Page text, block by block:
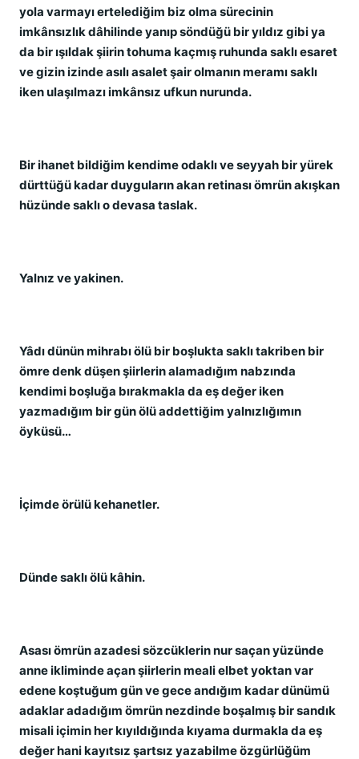
yola varmayı ertelediğim biz olma sürecinin
imkânsızlık dâhilinde yanıp söndüğü bir yıldız gibi ya
da bir ışıldak şiirin tohuma kaçmış ruhunda saklı esaret
ve gizin izinde asılı asalet şair olmanın meramı saklı
iken ulaşılmazı imkânsız ufkun nurunda.
Bir ihanet bildiğim kendime odaklı ve seyyah bir yürek
dürttüğü kadar duyguların akan retinası ömrün akışkan
hüzünde saklı o devasa taslak.
Yalnız ve yakinen.
Yâdı dünün mihrabı ölü bir boşlukta saklı takriben bir
ömre denk düşen şiirlerin alamadığım nabzında
kendimi boşluğa bırakmakla da eş değer iken
yazmadığım bir gün ölü addettiğim yalnızlığımın
öyküsü…
İçimde örülü kehanetler.
Dünde saklı ölü kâhin.
Asası ömrün azadesi sözcüklerin nur saçan yüzünde
anne ikliminde açan şiirlerin meali elbet yoktan var
edene koştuğum gün ve gece andığım kadar dünümü
adaklar adadığım ömrün nezdinde boşalmış bir sandık
misali içimin her kıyıldığında kıyama durmakla da eş
değer hani kayıtsız şartsız yazabilme özgürlüğüm